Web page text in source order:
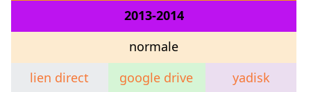
2013-2014
normale
lien direct
google drive
yadisk